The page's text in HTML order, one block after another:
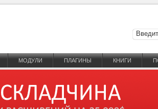
МОДУЛИ ПЛАГИНЫ КНИГИ